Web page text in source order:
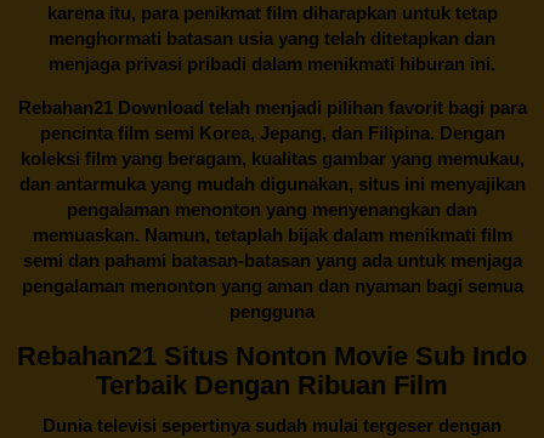
karena itu, para penikmat film diharapkan untuk tetap
menghormati batasan usia yang telah ditetapkan dan
menjaga privasi pribadi dalam menikmati hiburan ini.
Rebahan21Download telah menjadi pilihan favorit bagi para
pencinta film semi Korea, Jepang, dan Filipina. Dengan
koleksi film yang beragam, kualitas gambar yang memukau,
dan antarmuka yang mudah digunakan, situs ini menyajikan
pengalaman menonton yang menyenangkan dan
memuaskan. Namun, tetaplah bijak dalam menikmati film
semi dan pahami batasan-batasan yang ada untuk menjaga
pengalaman menonton yang aman dan nyaman bagi semua
pengguna
Rebahan21 Situs Nonton Movie Sub Indo
Terbaik Dengan Ribuan Film
Dunia televisi sepertinya sudah mulai tergeser dengan